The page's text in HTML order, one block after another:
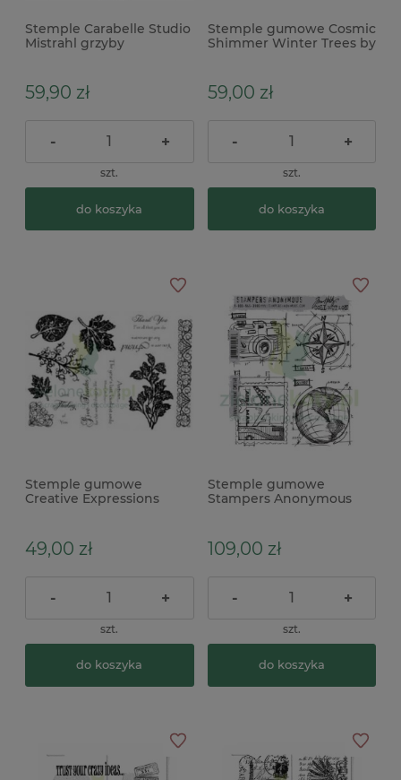
Stemple Carabelle Studio
Mistrahl grzyby
59,90 zł
- +
szt.
do koszyka
Stemple gumowe Cosmic
Shimmer Winter Trees by
59,00 zł
- +
szt.
do koszyka
Stemple gumowe
Creative Expressions
49,00 zł
- +
szt.
do koszyka
Stemple gumowe
Stampers Anonymous
109,00 zł
- +
szt.
do koszyka